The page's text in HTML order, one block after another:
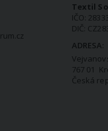
Textil
IČO:
DIČ:
ADRESA:
767 01
Česká